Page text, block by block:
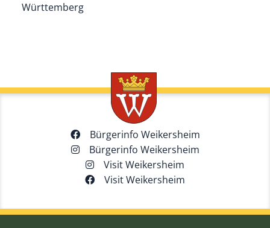
Württemberg
Bürgerinfo Weikersheim
Bürgerinfo Weikersheim
Visit Weikersheim
Visit Weikersheim